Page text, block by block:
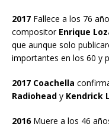
2017 Fallece a los 76
compositor Enrique
que aunque solo
importantes en los 60 y
2017 Coachella
Radiohead y Kendrick
2016Muere a los 46